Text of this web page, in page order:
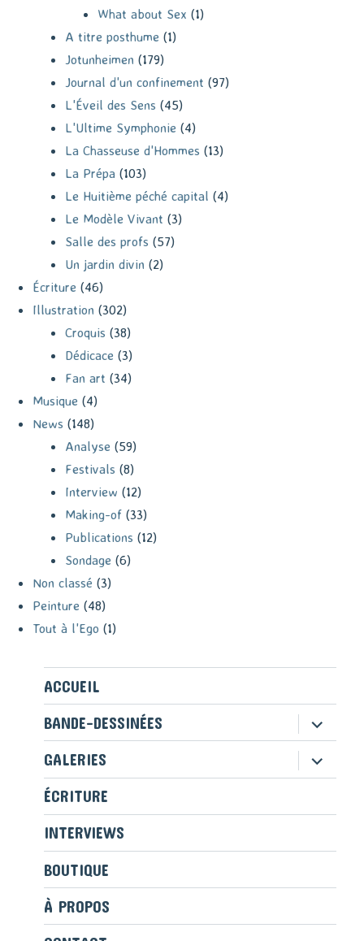
What about Sex (1)
A titre posthume (1)
Jotunheimen (179)
Journal d'un confinement (97)
L'Éveil des Sens (45)
L'Ultime Symphonie (4)
La Chasseuse d'Hommes (13)
La Prépa (103)
Le Huitième péché capital (4)
Le Modèle Vivant (3)
Salle des profs (57)
Un jardin divin (2)
Écriture (46)
Illustration (302)
Croquis (38)
Dédicace (3)
Fan art (34)
Musique (4)
News (148)
Analyse (59)
Festivals (8)
Interview (12)
Making-of (33)
Publications (12)
Sondage (6)
Non classé (3)
Peinture (48)
Tout à l'Ego (1)
ACCUEIL
BANDE-DESSINÉES
ouvrir
le
sous-
menu
GALERIES ouvrir
le
ÉCRITURE
INTERVIEWS
BOUTIQUE
À PROPOS